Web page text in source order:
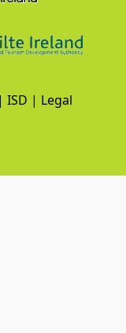
| ISD | Legal